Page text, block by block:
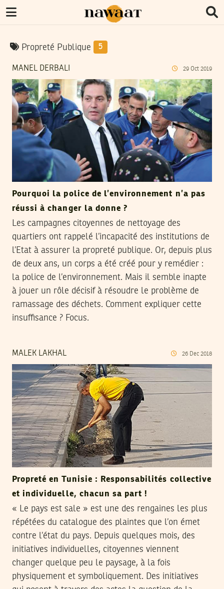
Propreté Publique 5
MANEL DERBALI 29 Oct 2019
Pourquoi la police de l’environnement n’a pas
réussi à changer la donne ?
Les campagnes citoyennes de nettoyage des
quartiers ont rappelé l’incapacité des institutions de
l’Etat à assurer la propreté publique. Or, depuis plus
de deux ans, un corps a été créé pour y remédier :
la police de l’environnement. Mais il semble inapte
à jouer un rôle décisif à résoudre le problème de
ramassage des déchets. Comment expliquer cette
insuffisance ? Focus.
MALEK LAKHAL 26 Dec 2018
Propreté en Tunisie : Responsabilités collective
et individuelle, chacun sa part !
« Le pays est sale » est une des rengaines les plus
répétées du catalogue des plaintes que l’on émet
contre l’état du pays. Depuis quelques mois, des
initiatives individuelles, citoyennes viennent
changer quelque peu le paysage, à la fois
physiquement et symboliquement. Des initiatives